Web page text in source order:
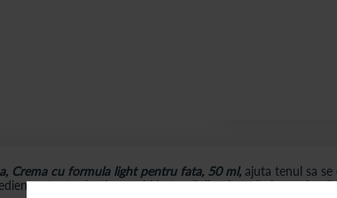
Crema cu formula light pentru fata, 50 ml, ajuta tenul sa
atent selectionate hidratează, iluminează și